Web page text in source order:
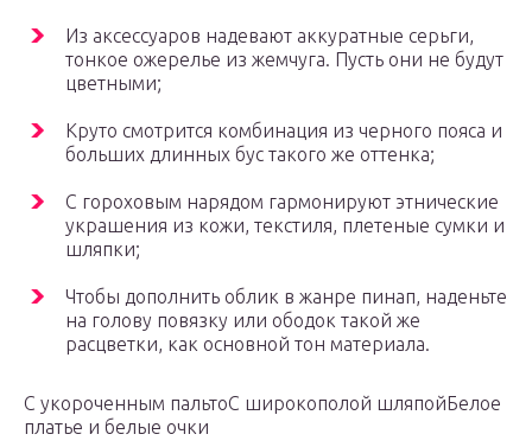
Из аксессуаров надевают аккуратные серьги,
тонкое ожерелье из жемчуга. Пусть они не будут
цветными;
Круто смотрится комбинация из черного пояса и
больших длинных бус такого же оттенка;
С гороховым нарядом гармонируют этнические
украшения из кожи, текстиля, плетеные сумки и
шляпки;
Чтобы дополнить облик в жанре пинап, наденьте
на голову повязку или ободок такой же
расцветки, как основной тон материала.
С укороченным пальтоС широкополой шляпойБелое
платье и белые очки